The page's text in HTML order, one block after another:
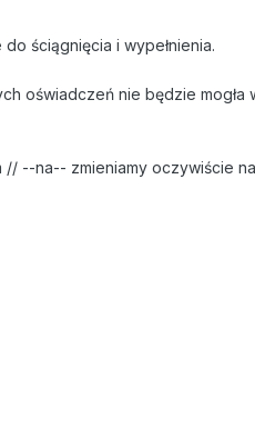
ściągnięcia i wypełnienia.
oświadczeń nie będzie mogła
--na-- zmieniamy oczywiście